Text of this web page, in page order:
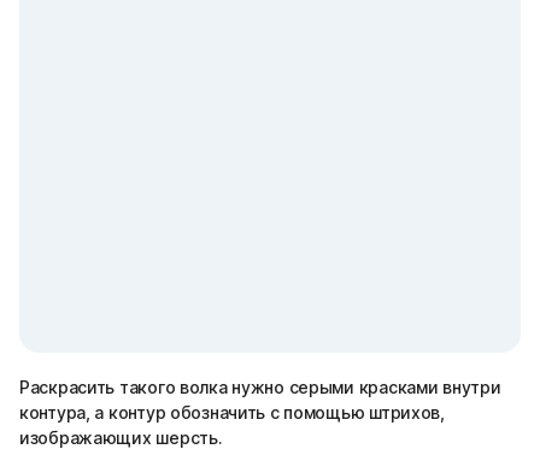
Раскрасить такого волка нужно серыми красками внутри
контура, а контур обозначить с помощью штрихов,
изображающих шерсть.